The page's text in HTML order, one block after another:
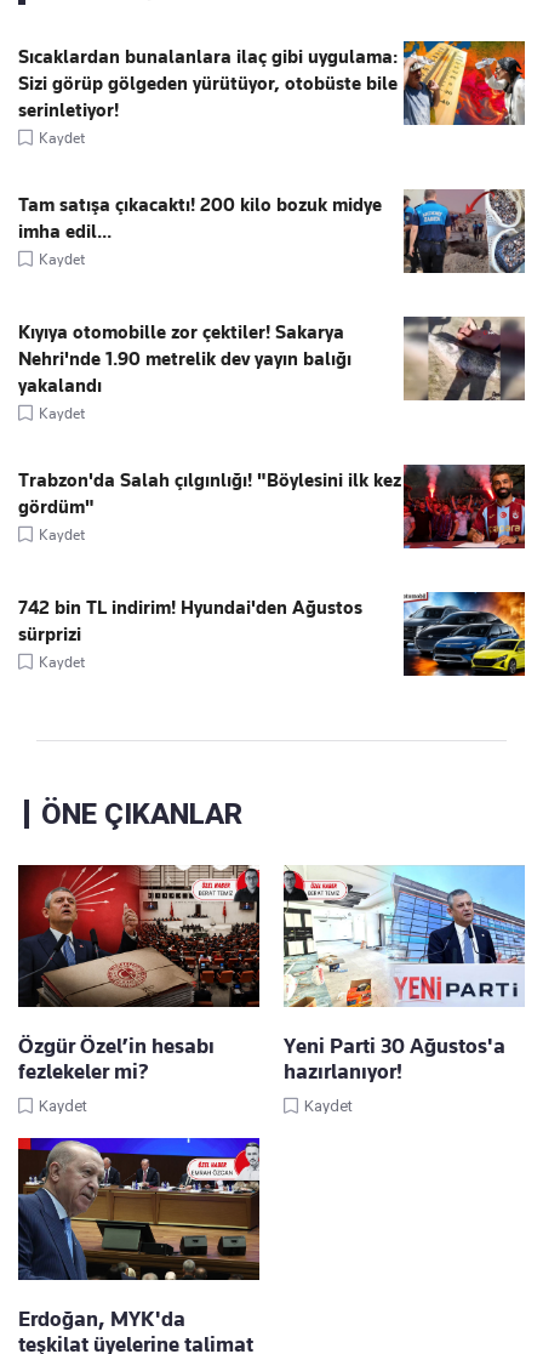
Sıcaklardan bunalanlara ilaç gibi uygulama:
Sizi görüp gölgeden yürütüyor, otobüste bile
serinletiyor!
Kaydet
Tam satışa çıkacaktı! 200 kilo bozuk midye
imha edil...
Kaydet
Kıyıya otomobille zor çektiler! Sakarya
Nehri'nde 1.90 metrelik dev yayın balığı
yakalandı
Kaydet
Trabzon'da Salah çılgınlığı! "Böylesini ilk kez
gördüm"
Kaydet
742 bin TL indirim! Hyundai'den Ağustos
sürprizi
Kaydet
ÖNE ÇIKANLAR
Özgür Özel’in hesabı
fezlekeler mi?
Kaydet
Yeni Parti 30 Ağustos'a
hazırlanıyor!
Kaydet
Erdoğan, MYK'da
teşkilat üyelerine talimat